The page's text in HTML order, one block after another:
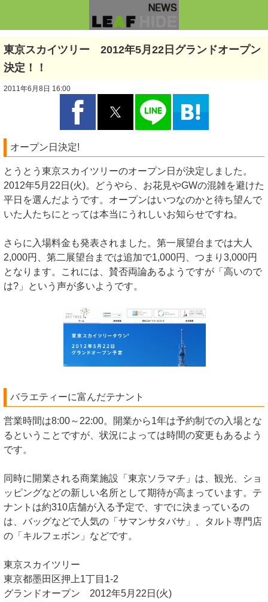
東京スカイツリー 2012年5月22日グランドオープン
決定！！
2011年6月8日 16:00
オープン日決定!
とうとう東京スカイツリーのオープン日が決定しました。
2012年5月22日(火)。どうやら、お花見やGWの混雑を避けた
平日を選んだようです。オープンはいつなのかと待ち望んで
いた人たちにとっては本当にうれしいお知らせですね。
さらに入場料金も発表されました。第一展望台までは大人
2,000円、第二展望台までは追加で1,000円、つまり3,000円
となります。これには、賛否両論あるようですが「高いので
は?」という声が多いようです。
バラエティーに富んだテナント
営業時間は8:00～22:00。開業から1年は予約制での入場とな
るということですが、状況によっては時間の変更もあるよう
です。
同時に開業される商業施設「東京ソラマチ」は、観光、ショ
ッピングなどの新しい名所として期待が高まっています。テ
ナントは約310店舗が入る予定で、すでに決まっているの
は、バッグなどで人気の「サマンサタバサ」、タルト専門店
の「キルフェボン」などです。
東京スカイツリー
東京都墨田区押上1丁目1-2
グランドオープン 2012年5月22日(火)